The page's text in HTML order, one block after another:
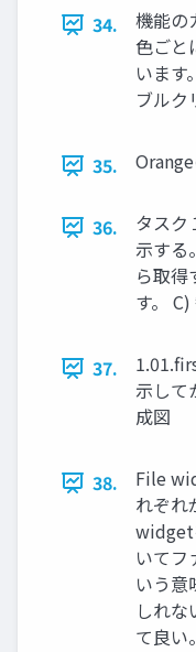
34.
機能の
色ごと
います
ブル
35.
36.
タスク
示する
ら取得
す。
37.
示して
成図
38.
File
れぞ
いてフ
いう意
しれ
て良い。